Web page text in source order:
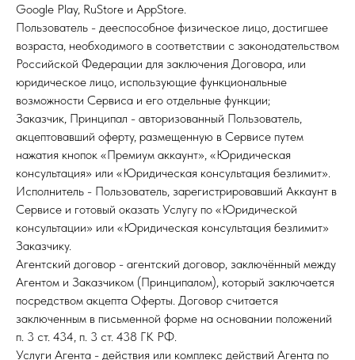
Google Play, RuStore и AppStore.
Пользователь - дееспособное физическое лицо, достигшее
возраста, необходимого в соответствии с законодательством
Российской Федерации для заключения Договора, или
юридическое лицо, использующие функциональные
возможности Сервиса и его отдельные функции;
Заказчик, Принципал - авторизованный Пользователь,
акцептовавший оферту, размещенную в Сервисе путем
нажатия кнопок «Премиум аккаунт», «Юридическая
консультация» или «Юридическая консультация безлимит».
Исполнитель - Пользователь, зарегистрировавший Аккаунт в
Сервисе и готовый оказать Услугу по «Юридической
консультации» или «Юридическая консультация безлимит»
Заказчику.
Агентский договор - агентский договор, заключённый между
Агентом и Заказчиком (Принципалом), который заключается
посредством акцепта Оферты. Договор считается
заключенным в письменной форме на основании положений
п. 3 ст. 434, п. 3 ст. 438 ГК РФ.
Услуги Агента - действия или комплекс действий Агента по